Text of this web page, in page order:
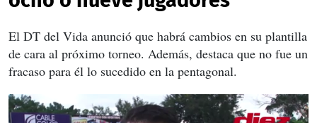
El DT del Vida anunció que habrá cambios en su plantilla
de cara al próximo torneo. Además, destaca que no fue un
fracaso para él lo sucedido en la pentagonal.